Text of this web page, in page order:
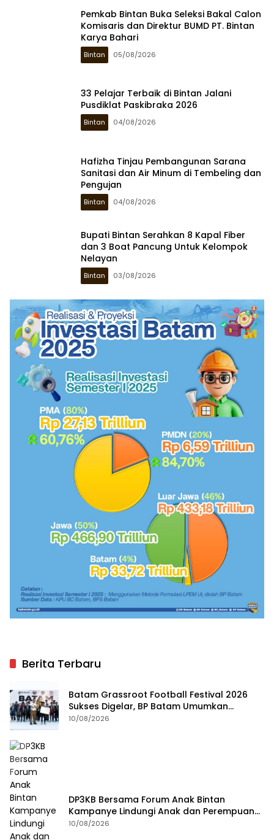
Pemkab Bintan Buka Seleksi Bakal Calon
Komisaris dan Direktur BUMD PT. Bintan
Karya Bahari
Bintan 05/08/2026
33 Pelajar Terbaik di Bintan Jalani
Pusdiklat Paskibraka 2026
Bintan 04/08/2026
Hafizha Tinjau Pembangunan Sarana
Sanitasi dan Air Minum di Tembeling dan
Pengujan
Bintan 04/08/2026
Bupati Bintan Serahkan 8 Kapal Fiber
dan 3 Boat Pancung Untuk Kelompok
Nelayan
Bintan 03/08/2026
Berita Terbaru
Batam Grassroot Football Festival 2026
Sukses Digelar, BP Batam Umumkan
Pemenang
10/08/2026
DP3KB Bersama Forum Anak Bintan
Kampanye Lindungi Anak dan Perempuan
dari Kekerasan
10/08/2026